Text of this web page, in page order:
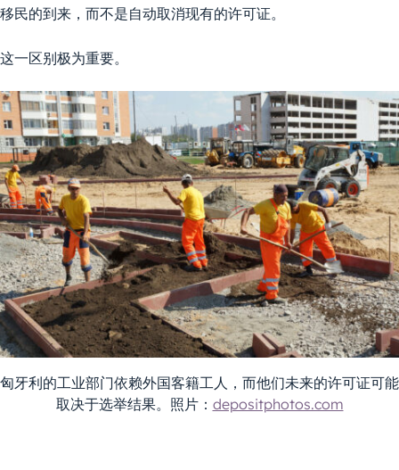
移民的到来，而不是自动取消现有的许可证。
这一区别极为重要。
匈牙利的工业部门依赖外国客籍工人，而他们未来的许可证可能
取决于选举结果。照片： depositphotos.com